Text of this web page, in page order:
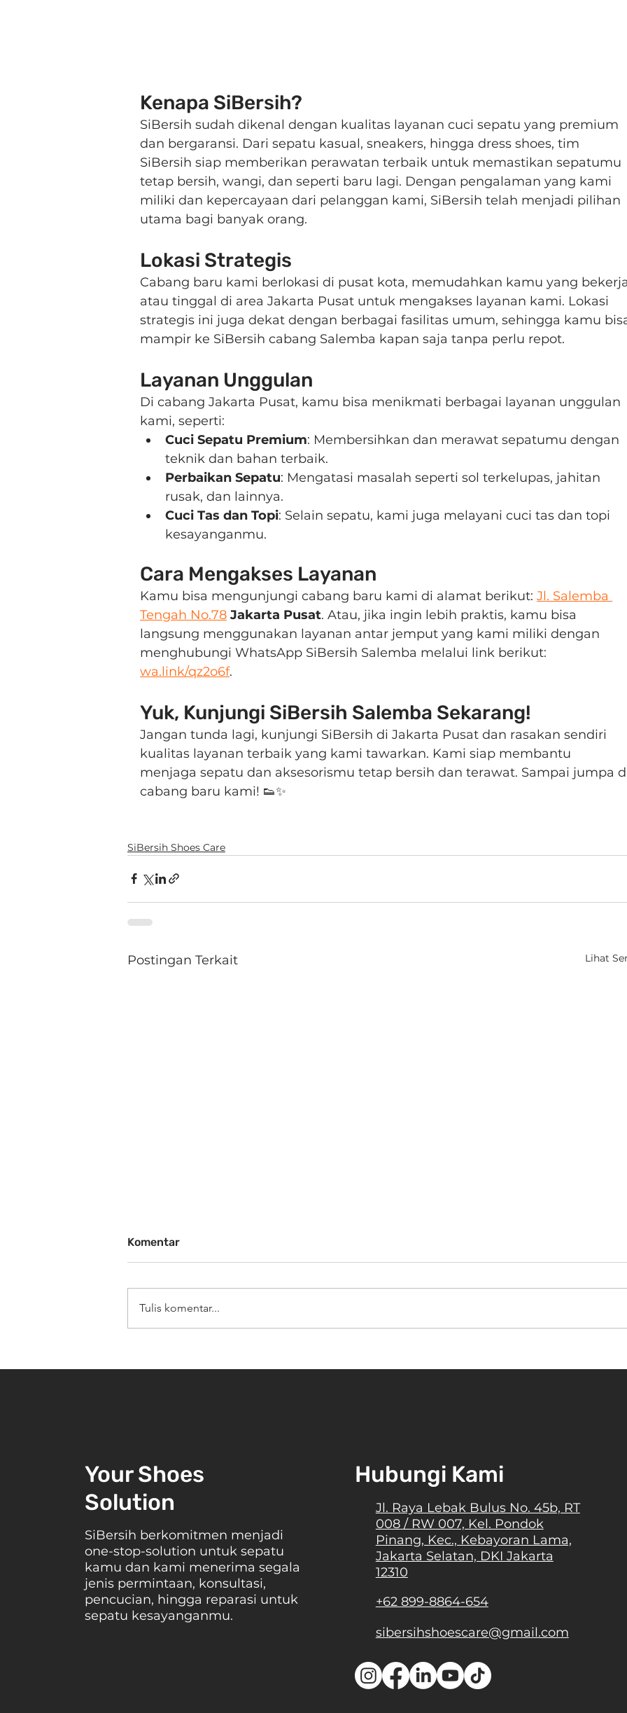
Kenapa SiBersih?
SiBersih sudah dikenal dengan kualitas layanan cuci sepatu yang premium
dan bergaransi. Dari sepatu kasual, sneakers, hingga dress shoes, tim
SiBersih siap memberikan perawatan terbaik untuk memastikan sepatumu
tetap bersih, wangi, dan seperti baru lagi. Dengan pengalaman yang kami
miliki dan kepercayaan dari pelanggan kami, SiBersih telah menjadi pilihan
utama bagi banyak orang.
Lokasi Strategis
Cabang baru kami berlokasi di pusat kota, memudahkan kamu yang bekerja
atau tinggal di area Jakarta Pusat untuk mengakses layanan kami. Lokasi
strategis ini juga dekat dengan berbagai fasilitas umum, sehingga kamu
mampir ke SiBersih cabang Salemba kapan saja tanpa perlu repot.
Layanan Unggulan
Di cabang Jakarta Pusat, kamu bisa menikmati berbagai layanan unggulan
kami, seperti:
Cuci Sepatu Premium: Membersihkan dan merawat sepatumu dengan
teknik dan bahan terbaik.
Perbaikan Sepatu: Mengatasi masalah seperti sol terkelupas, jahitan
rusak, dan lainnya.
Cuci Tas dan Topi: Selain sepatu, kami juga melayani cuci tas dan topi
kesayanganmu.
Cara Mengakses Layanan
Kamu bisa mengunjungi cabang baru kami di alamat berikut: Jl. Salemba
Tengah No.78 Jakarta Pusat. Atau, jika ingin lebih praktis, kamu bisa
langsung menggunakan layanan antar jemput yang kami miliki dengan
menghubungi WhatsApp SiBersih Salemba melalui link berikut:
wa.link/qz2o6f.
Yuk, Kunjungi SiBersih Salemba Sekarang!
Jangan tunda lagi, kunjungi SiBersih di Jakarta Pusat dan rasakan sendiri
kualitas layanan terbaik yang kami tawarkan. Kami siap membantu
menjaga sepatu dan aksesorismu tetap bersih dan terawat. Sampai jumpa
cabang baru kami! 👟✨
SiBersih Shoes Care
Postingan Terkait Lihat
Komentar
Tulis komentar...
Your Shoes
Solution
SiBersih berkomitmen menjadi
one-stop-solution untuk sepatu
kamu dan kami menerima segala
jenis permintaan, konsultasi,
pencucian, hingga reparasi untuk
sepatu kesayanganmu.
Hubungi Kami
Jl. Raya Lebak Bulus No. 45b, RT
008 / RW 007, Kel. Pondok
Pinang, Kec., Kebayoran Lama,
Jakarta Selatan, DKI Jakarta
12310
+62 899-8864-654
sibersihshoescare@gmail.com